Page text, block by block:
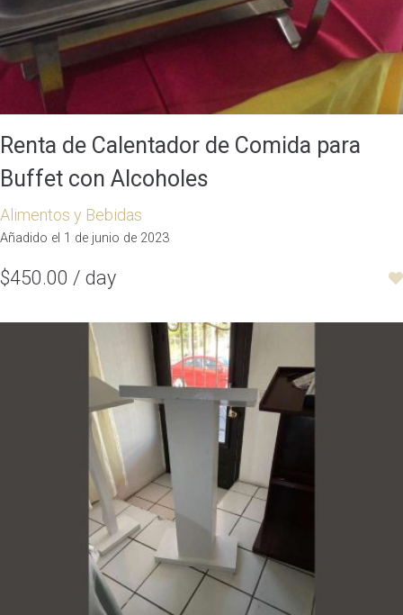
Renta de Calentador de Comida para
Buffet con Alcoholes
Alimentos y Bebidas
Añadido el 1 de junio de 2023
$450.00 / day